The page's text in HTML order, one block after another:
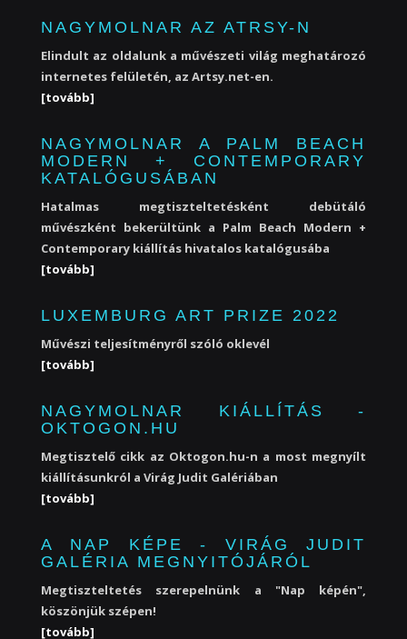
NAGYMOLNAR AZ ATRSY-N
Elindult az oldalunk a művészeti világ meghatározó
internetes felületén, az Artsy.net-en.
[tovább]
NAGYMOLNAR A PALM BEACH
MODERN + CONTEMPORARY
KATALÓGUSÁBAN
Hatalmas megtiszteltetésként debütáló
művészként bekerültünk a Palm Beach Modern +
Contemporary kiállítás hivatalos katalógusába
[tovább]
LUXEMBURG ART PRIZE 2022
Művészi teljesítményről szóló oklevél
[tovább]
NAGYMOLNAR KIÁLLÍTÁS -
OKTOGON.HU
Megtisztelő cikk az Oktogon.hu-n a most megnyílt
kiállításunkról a Virág Judit Galériában
[tovább]
A NAP KÉPE - VIRÁG JUDIT
GALÉRIA MEGNYITÓJÁRÓL
Megtiszteltetés szerepelnünk a "Nap képén",
köszönjük szépen!
[tovább]